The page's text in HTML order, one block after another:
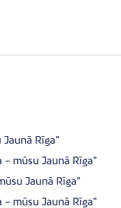
Rīga”
mūsu Jaunā Rīga”
Jaunā Rīga”
mūsu Jaunā Rīga”